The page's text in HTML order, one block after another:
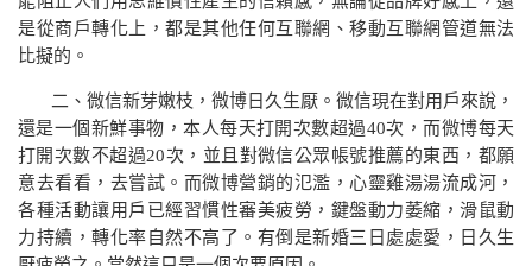
是從商戶轉化上，都是其他任何互聯網、移動互聯網管道無法
比擬的。
二、微信新芽嫩枝，微博日久生厭。微信現在對用戶來說，
還是一個新鮮事物，本人每天打開次數超過40次，而微博每天
打開次數不超過20次，並且對微信公眾帳號推薦的東西，都願
意去看看，去嘗試。而微博營銷的氾濫，心靈雞湯湯流成河，
各種活動讓用戶已經習慣性審美疲勞，鍵盤動力萎縮，滑鼠動
力持續，轉化率自然不高了。有倒是新婚三日處處愛，日久生